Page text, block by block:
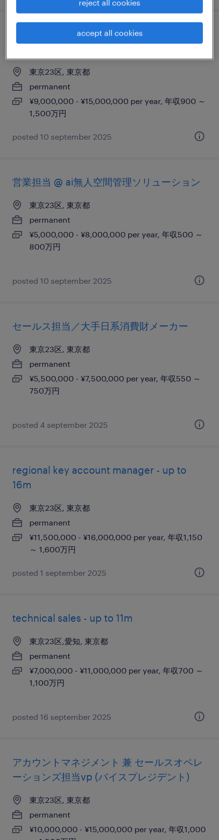
【アカウントエグゼクティブ】戦略的セー
東京23区, 東京都
permanent
¥9,000,000 - ¥15,000,000 per year, 年収900 ～
1,500万円
posted 10 september 2025
営業担当 @ ai無人空間管理ソリューション
東京23区, 東京都
permanent
¥5,000,000 - ¥8,000,000 per year, 年収500 ～
800万円
posted 10 september 2025
セールス担当／大手日系消費財メーカー
東京23区, 東京都
permanent
¥5,500,000 - ¥7,500,000 per year, 年収550 ～
750万円
posted 4 september 2025
regional key account manager - up to
16m
東京23区, 東京都
permanent
¥11,500,000 - ¥16,000,000 per year, 年収1,150
～ 1,600万円
posted 1 september 2025
technical sales - up to 11m
東京23区,愛知, 東京都
permanent
¥7,000,000 - ¥11,000,000 per year, 年収700 ～
1,100万円
posted 16 september 2025
アカウントマネジメント 兼 セールスオペレ
ーションズ担当vp (バイスプレジデント)
東京23区, 東京都
permanent
¥10,000,000 - ¥15,000,000 per year, 年収1,000
reject all cookies
accept all cookies